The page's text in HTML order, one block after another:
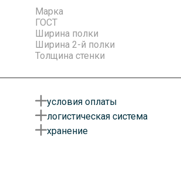
Марка
ГОСТ
Ширина полки
Ширина 2-й полки
Толщина стенки
условия оплаты
Оплату можно произвести
указанному вами адресу
логистическая система
Доставим ваш товар
хранение